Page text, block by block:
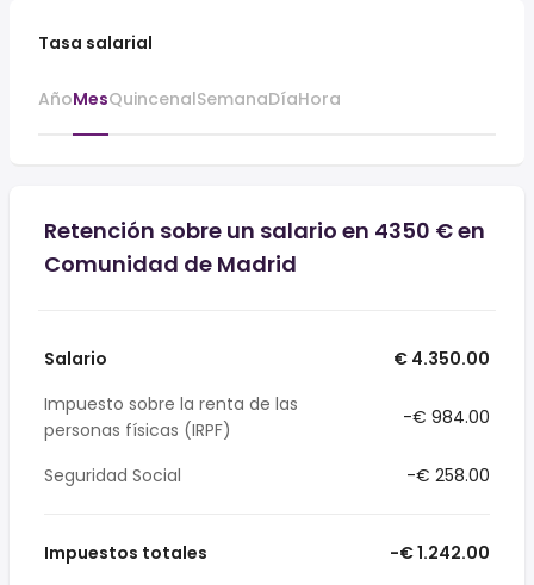
Tasa salarial
AñoMesQuincenalSemanaDíaHora
Retención sobre un salario en 4350 € en
Comunidad de Madrid
Salario
€ 4.350.00
Impuesto sobre la renta de las
personas físicas (IRPF)
-€ 984.00
Seguridad Social -€ 258.00
Impuestos totales -€ 1.242.00